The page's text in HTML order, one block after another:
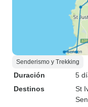
Senderismo y Trekking
Duración
5
Destinos
St